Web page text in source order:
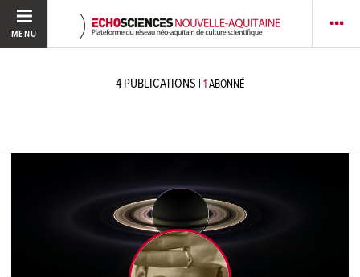
MENU
4PUBLICATIONS | 1ABONNÉ